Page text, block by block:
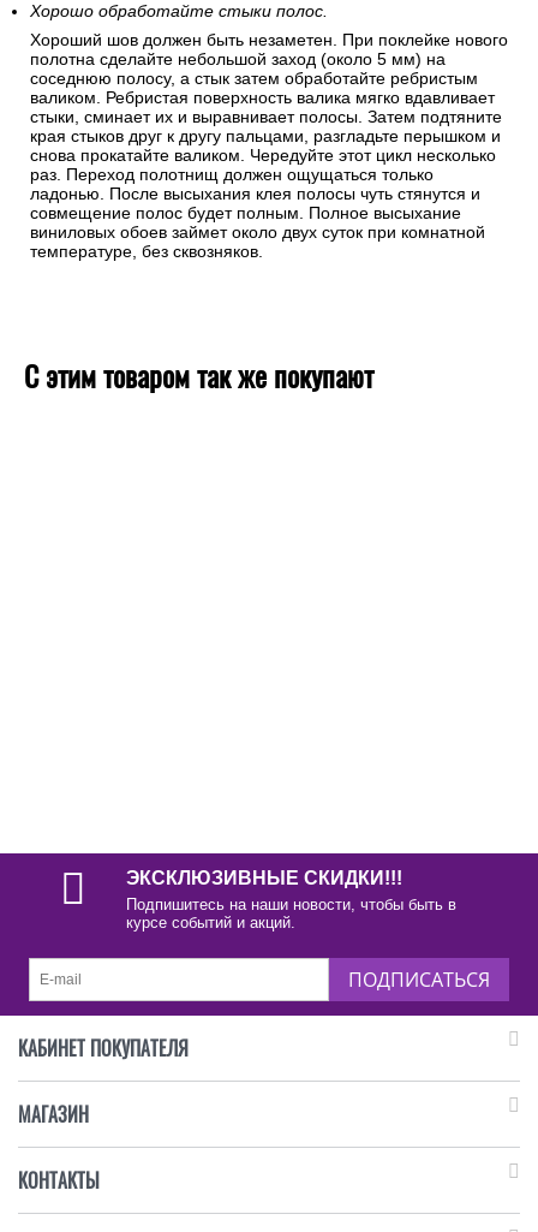
Хорошо обработайте стыки полос.
Хороший шов должен быть незаметен. При поклейке нового
полотна сделайте небольшой заход (около 5 мм) на
соседнюю полосу, а стык затем обработайте ребристым
валиком. Ребристая поверхность валика мягко вдавливает
стыки, сминает их и выравнивает полосы. Затем подтяните
края стыков друг к другу пальцами, разгладьте перышком и
снова прокатайте валиком. Чередуйте этот цикл несколько
раз. Переход полотнищ должен ощущаться только
ладонью. После высыхания клея полосы чуть стянутся и
совмещение полос будет полным. Полное высыхание
виниловых обоев займет около двух суток при комнатной
температуре, без сквозняков.
С этим товаром так же покупают
ЭКСКЛЮЗИВНЫЕ СКИДКИ!!!
Подпишитесь на наши новости, чтобы быть в
курсе событий и акций.
ПОДПИСАТЬСЯ
КАБИНЕТ ПОКУПАТЕЛЯ
МАГАЗИН
КОНТАКТЫ